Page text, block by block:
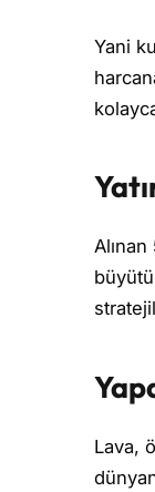
Yani
Lava,